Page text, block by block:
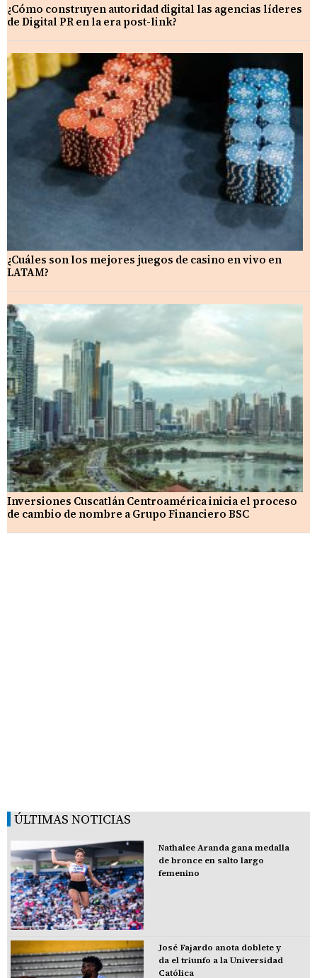
¿Cómo construyen autoridad digital las agencias líderes
de Digital PR en la era post-link?
¿Cuáles son los mejores juegos de casino en vivo en
LATAM?
Inversiones Cuscatlán Centroamérica inicia el proceso
de cambio de nombre a Grupo Financiero BSC
ÚLTIMAS NOTICIAS
Nathalee Aranda gana medalla
de bronce en salto largo
femenino
José Fajardo anota doblete y
da el triunfo a la Universidad
Católica